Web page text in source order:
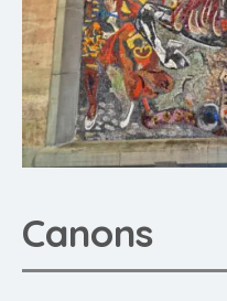
Canons